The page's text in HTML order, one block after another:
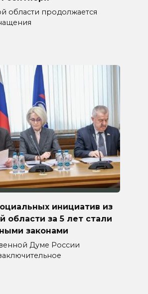
области продолжается
инициатив из
области за 5 лет стали
законами
Думе России